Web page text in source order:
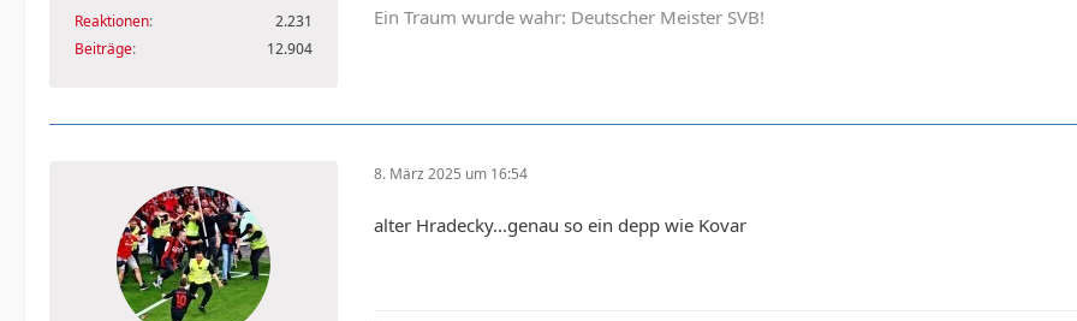
Reaktionen
2.231
Beiträge
12.904
Ein Traum wurde wahr: Deutscher Meister SVB!
8. März 2025 um 16:54
alter Hradecky...genau so ein depp wie Kovar